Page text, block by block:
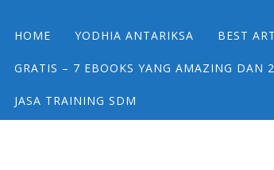
Main menu
Skip
content
HOME YODHIA ANTARIKSA BEST
GRATIS – 7 EBOOKS YANG AMAZING DAN
JASA TRAINING SDM